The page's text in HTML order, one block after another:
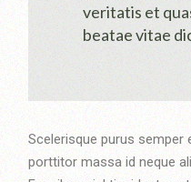
veritatis et
beatae vitae
Scelerisque purus semper
porttitor massa id neque